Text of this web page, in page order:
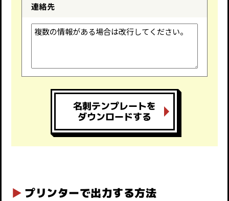
連絡先
名刺テンプレートを
ダウンロードする
プリンターで出力する方法